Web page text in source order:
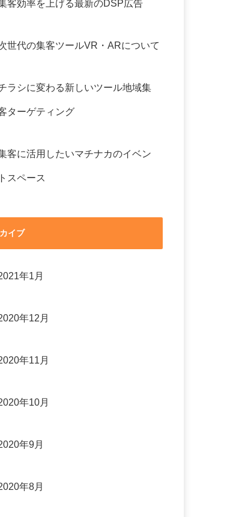
客効率を上げる最新のDSP広告
世代の集客ツールVR・ARについて
ラシに変わる新しいツール地域集
ターゲティング
客に活用したいマチナカのイベン
トスペース
イブ
年1月
年12月
年11月
年10月
年9月
年8月